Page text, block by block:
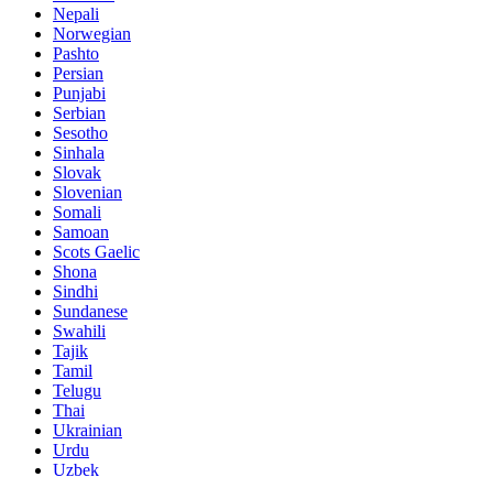
Nepali
Norwegian
Pashto
Persian
Punjabi
Serbian
Sesotho
Sinhala
Slovak
Slovenian
Somali
Samoan
Scots Gaelic
Shona
Sindhi
Sundanese
Swahili
Tajik
Tamil
Telugu
Thai
Ukrainian
Urdu
Uzbek